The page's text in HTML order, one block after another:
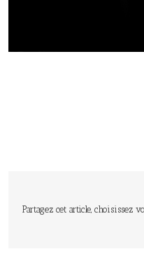
Partagez cet article, choisissez